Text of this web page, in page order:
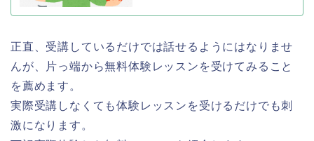
正直、受講しているだけでは話せるようにはなりませ
んが、片っ端から無料体験レッスンを受けてみること
を薦めます。
実際受講しなくても体験レッスンを受けるだけでも刺
激になります。